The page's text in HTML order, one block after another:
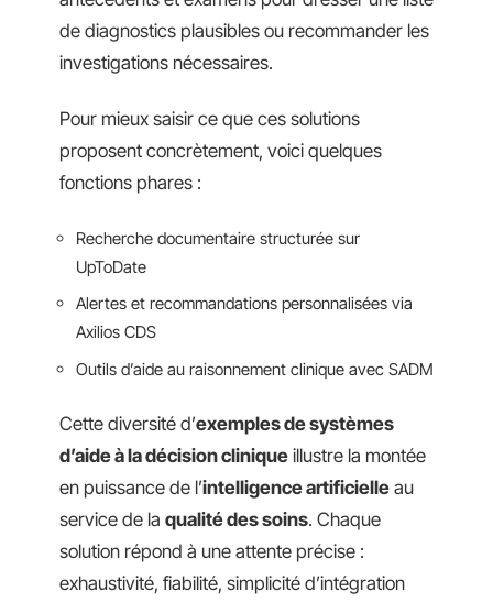
de diagnostics plausibles ou recommander les
investigations nécessaires.
Pour mieux saisir ce que ces solutions
proposent concrètement, voici quelques
fonctions phares :
Recherche documentaire structurée sur
UpToDate
Alertes et recommandations personnalisées via
Axilios CDS
Outils d’aide au raisonnement clinique avec SADM
Cette diversité d’exemples de systèmes
d’aide à la décision clinique illustre la montée
en puissance de l’intelligence artificielle au
service de la qualité des soins. Chaque
solution répond à une attente précise :
exhaustivité, fiabilité, simplicité d’intégration